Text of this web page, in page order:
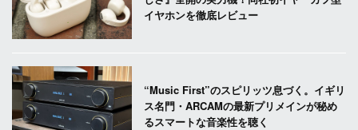
イヤホンを徹底レビュー
“Music First”のスピリッツ息づく。イギリ
ス名門・ARCAMの最新プリメインが秘め
るスマートな音楽性を聴く